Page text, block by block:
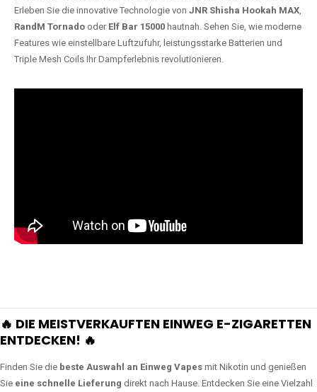
Erleben Sie die innovative Technologie von JNR Shisha Hookah MAX,
RandM Tornado oder Elf Bar 15000 hautnah. Sehen Sie, wie moderne
Features wie einstellbare Luftzufuhr, leistungsstarke Batterien und
Triple Mesh Coils Ihr Dampferlebnis revolutionieren.
🔥 DIE MEISTVERKAUFTEN EINWEG E-ZIGARETTEN
ENTDECKEN! 🔥
Finden Sie die beste Auswahl an Einweg Vapes mit Nikotin und genießen
Sie eine schnelle Lieferung direkt nach Hause. Entdecken Sie eine Vielzahl